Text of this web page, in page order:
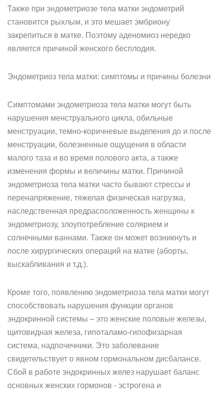
Также при эндометриозе тела матки эндометрий
становится рыхлым, и это мешает эмбриону
закрепиться в матке. Поэтому аденомиоз нередко
является причиной женского бесплодия.
Эндометриоз тела матки: симптомы и причины болезни
Симптомами эндометриоза тела матки могут быть
нарушения менструального цикла, обильные
менструации, темно-коричневые выделения до и после
менструации, болезненные ощущения в области
малого таза и во время полового акта, а также
изменения формы и величины матки. Причиной
эндометриоза тела матки часто бывают стрессы и
перенапряжение, тяжелая физическая нагрузка,
наследственная предрасположенность женщины к
эндометриозу, злоупотребление солярием и
солнечными ваннами. Также он может возникнуть и
после хирургических операций на матке (аборты,
выскабливания и т.д.).
Кроме того, появлению эндометриоза тела матки могут
способствовать нарушения функции органов
эндокринной системы – это женские половые железы,
щитовидная железа, гипоталамо-гипофизарная
система, надпочечники. Это заболевание
свидетельствует о явном гормональном дисбалансе.
Сбой в работе эндокринных желез нарушает баланс
основных женских гормонов - эстрогена и